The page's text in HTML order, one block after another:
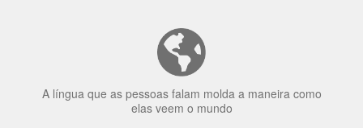
A língua que as pessoas falam molda a maneira como
elas veem o mundo